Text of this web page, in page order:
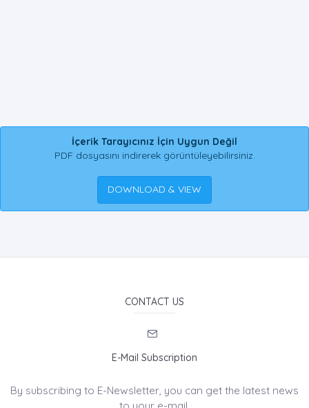
İçerik Tarayıcınız İçin Uygun Değil
PDF dosyasını indirerek görüntüleyebilirsiniz.
DOWNLOAD & VIEW
CONTACT US
E-Mail Subscription
By subscribing to E-Newsletter, you can get the latest news